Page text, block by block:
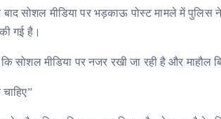
सोशल मीडिया पर भड़काऊ पोस्ट मामले में पुलिस
गई है।
सोशल मीडिया पर नजर रखी जा रही है और माहौल